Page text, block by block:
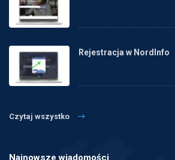
Rejestracja w NordInfo
Czytaj wszystko
Najnowsze wiadomości